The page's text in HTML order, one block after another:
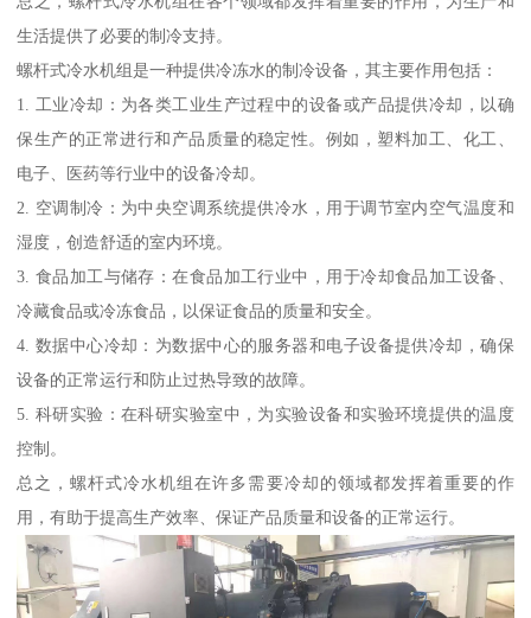
生活提供了必要的制冷支持。
螺杆式冷水机组是一种提供冷冻水的制冷设备，其主要作用包括：
1. 工业冷却：为各类工业生产过程中的设备或产品提供冷却，以确
保生产的正常进行和产品质量的稳定性。例如，塑料加工、化工、
电子、医药等行业中的设备冷却。
2. 空调制冷：为中央空调系统提供冷水，用于调节室内空气温度和
湿度，创造舒适的室内环境。
3. 食品加工与储存：在食品加工行业中，用于冷却食品加工设备、
冷藏食品或冷冻食品，以保证食品的质量和安全。
4. 数据中心冷却：为数据中心的服务器和电子设备提供冷却，确保
设备的正常运行和防止过热导致的故障。
5. 科研实验：在科研实验室中，为实验设备和实验环境提供的温度
控制。
总之，螺杆式冷水机组在许多需要冷却的领域都发挥着重要的作
用，有助于提高生产效率、保证产品质量和设备的正常运行。